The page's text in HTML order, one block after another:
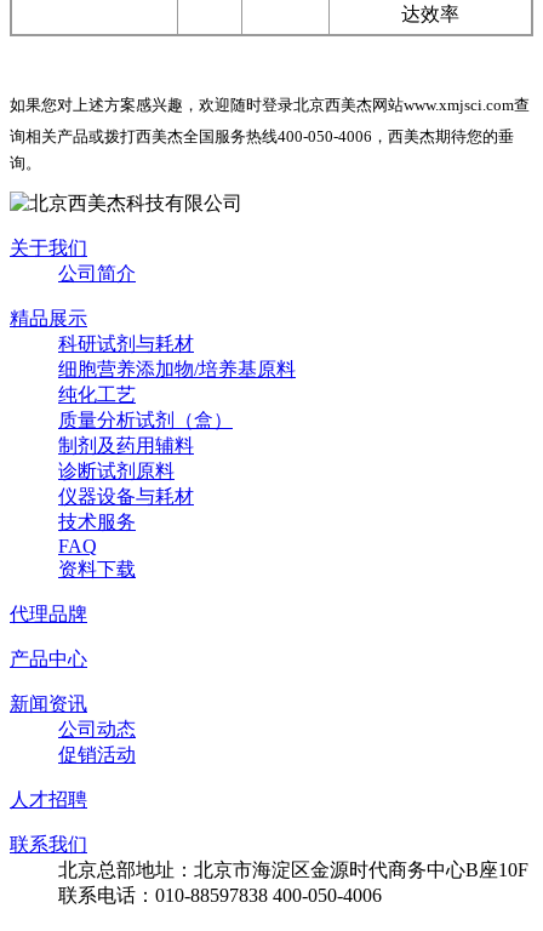
达效率
如果您对上述方案感兴趣，欢迎随时登录北京西美杰网站www.xmjsci.com查
询相关产品或拨打西美杰全国服务热线400-050-4006，西美杰期待您的垂
询。
关于我们
公司简介
精品展示
科研试剂与耗材
细胞营养添加物/培养基原料
纯化工艺
质量分析试剂（盒）
制剂及药用辅料
诊断试剂原料
仪器设备与耗材
技术服务
FAQ
资料下载
代理品牌
产品中心
新闻资讯
公司动态
促销活动
人才招聘
联系我们
北京总部地址：北京市海淀区金源时代商务中心B座10F
联系电话：010-88597838 400-050-4006